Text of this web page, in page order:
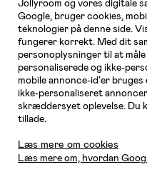
(0)
Alice & Fox Dune Bogreol &
Dukkehus, Sage
1.089 kr
Jollyroom og vores digitale
Google, bruger cookies,
teknologier på denne side.
fungerer korrekt. Med dit
personoplysninger til at
personaliserede og ikke-
mobile annonce-id'er
ikke-personaliseret
skræddersyet oplevelse. Du
tillade.
Læs mere om cookies
Læs mere om, hvordan